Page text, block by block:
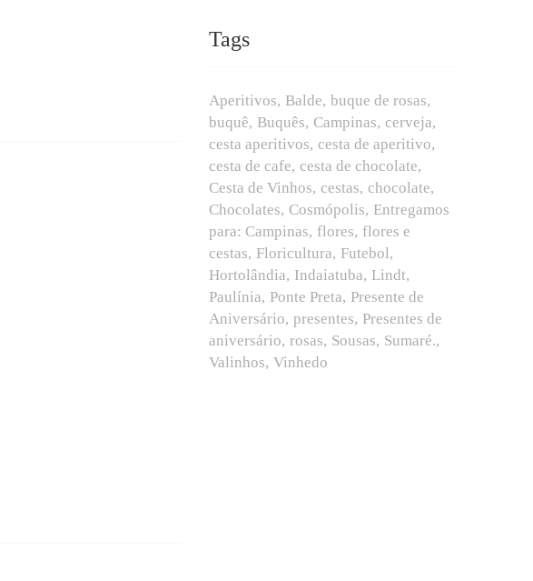
Tags
Aperitivos Balde buque de rosas
buquê Buquês Campinas cerveja
cesta aperitivos cesta de aperitivo
cesta de cafe cesta de chocolate
Cesta de Vinhos cestas chocolate
Chocolates Cosmópolis Entregamos
para: Campinas flores flores e
cestas Floricultura Futebol
Hortolândia Indaiatuba Lindt
Paulínia Ponte Preta Presente de
Aniversário presentes Presentes de
aniversário rosas Sousas Sumaré.
Valinhos Vinhedo